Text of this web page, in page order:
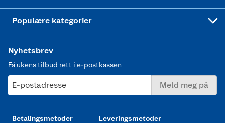
Populære kategorier
Nyhetsbrev
Få ukens tilbud rett i e-postkassen
E-postadresse Meld meg på
Betalingsmetoder Leveringsmetoder